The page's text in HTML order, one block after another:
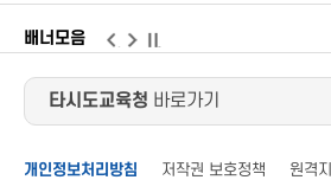
배너모음
이
전
다
음
일
시
정
지
타시도교육청 바로가기
개인정보처리방침 저작권 보호정책 원격